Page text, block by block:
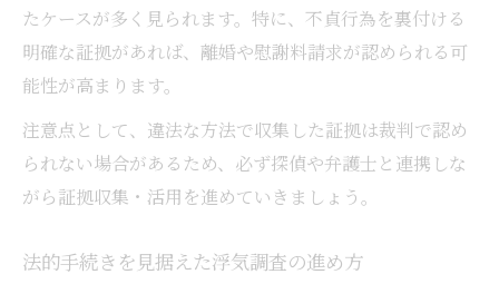
たケースが多く見られます。特に、不貞行為を裏付ける
明確な証拠があれば、離婚や慰謝料請求が認められる可
能性が高まります。
注意点として、違法な方法で収集した証拠は裁判で認め
られない場合があるため、必ず探偵や弁護士と連携しな
がら証拠収集・活用を進めていきましょう。
法的手続きを見据えた浮気調査の進め方